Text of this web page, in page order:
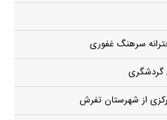
سرهنگ غفوری
گردشگری
از شهرستان تفرش